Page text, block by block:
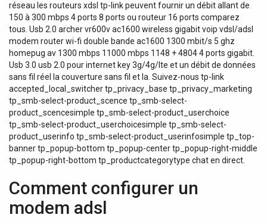
réseau les routeurs xdsl tp-link peuvent fournir un débit allant de
150 à 300 mbps 4 ports 8 ports ou routeur 16 ports comparez
tous. Usb 2.0 archer vr600v ac1600 wireless gigabit voip vdsl/adsl
modem router wi-fi double bande ac1600 1300 mbit/s 5 ghz
homepug av 1300 mbps 11000 mbps 1148 + 4804 4 ports gigabit.
Usb 3.0 usb 2.0 pour internet key 3g/4g/lte et un débit de données
sans fil réel la couverture sans fil et la. Suivez-nous tp-link
accepted_local_switcher tp_privacy_base tp_privacy_marketing
tp_smb-select-product_scence tp_smb-select-
product_scencesimple tp_smb-select-product_userchoice
tp_smb-select-product_userchoicesimple tp_smb-select-
product_userinfo tp_smb-select-product_userinfosimple tp_top-
banner tp_popup-bottom tp_popup-center tp_popup-right-middle
tp_popup-right-bottom tp_productcategorytype chat en direct.
Comment configurer un
modem adsl